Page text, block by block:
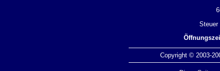
Steuer
Copyright © 2003-